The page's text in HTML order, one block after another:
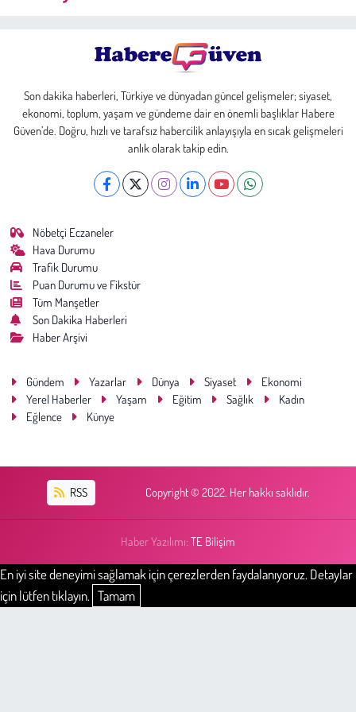
Son dakika haberleri, Türkiye ve dünyadan güncel gelişmeler; siyaset,
ekonomi, toplum, yaşam ve gündeme dair en önemli başlıklar Habere
Güven’de. Doğru, hızlı ve tarafsız habercilik anlayışıyla en sıcak gelişmeleri
anlık olarak takip edin.
Nöbetçi Eczaneler
Hava Durumu
Trafik Durumu
Puan Durumu ve Fikstür
Tüm Manşetler
Son Dakika Haberleri
Haber Arşivi
Gündem Yazarlar Dünya Siyaset
Ekonomi
Yerel Haberler
Yaşam Eğitim Sağlık
Kadın
Eğlence
Künye
RSS Copyright © 2022. Her hakkı saklıdır.
Haber Yazılımı: TE Bilişim
En iyi site deneyimi sağlamak için çerezlerden faydalanıyoruz. Detaylar
için lütfen tıklayın. Tamam